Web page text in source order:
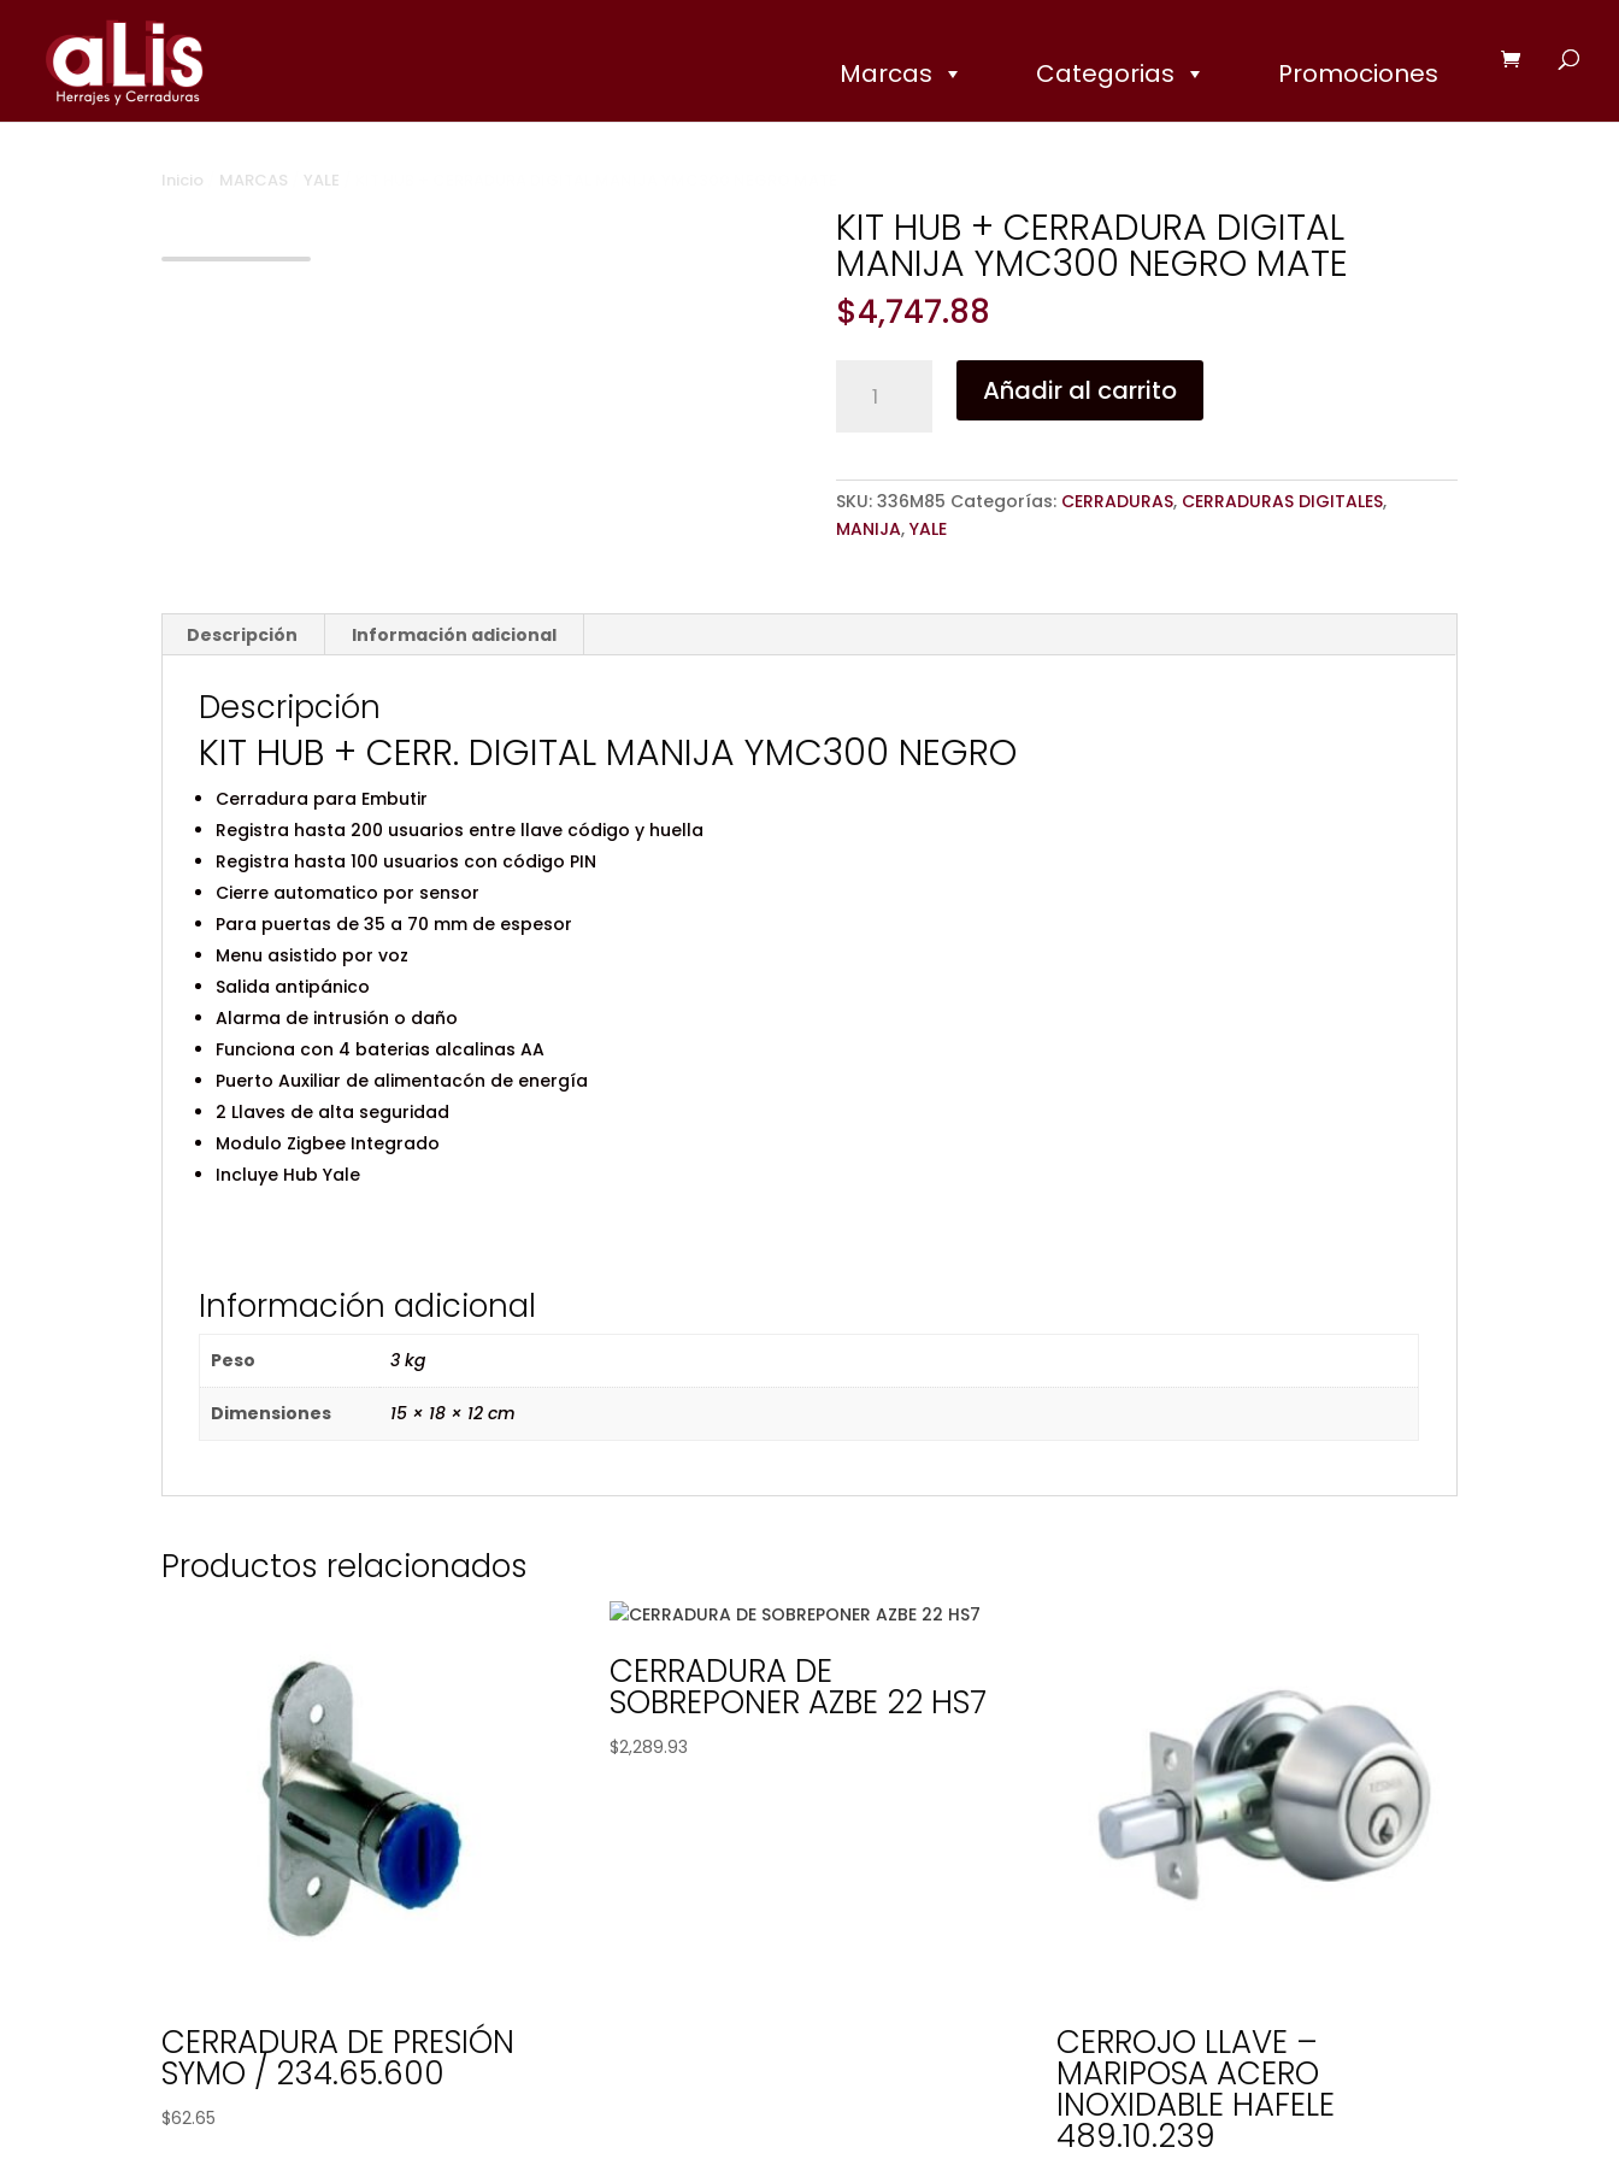
Categorias
Marcas Promociones
Inicio MARCAS YALE
KIT HUB + CERRADURA DIGITAL
MANIJA YMC300 NEGRO MATE
$4,747.88
DIGITAL
MANIJA
YMC300
cantidad
Añadir al carrito
SKU: 336M85 Categorías: CERRADURAS, CERRADURAS DIGITALES,
MANIJA, YALE
Descripción Información adicional
Descripción
KIT HUB + CERR. DIGITAL MANIJA YMC300 NEGRO
Cerradura para Embutir
Registra hasta 200 usuarios entre llave código y huella
Registra hasta 100 usuarios con código PIN
Cierre automatico por sensor
Para puertas de 35 a 70 mm de espesor
Menu asistido por voz
Salida antipánico
Alarma de intrusión o daño
Funciona con 4 baterias alcalinas AA
Puerto Auxiliar de alimentacón de energía
2 Llaves de alta seguridad
Modulo Zigbee Integrado
Incluye Hub Yale
Información adicional
Peso 3 kg
Dimensiones 15 × 18 × 12 cm
Productos relacionados
CERRADURA DE PRESIÓN
SYMO / 234.65.600
$62.65
CERRADURA DE
SOBREPONER AZBE 22 HS7
$2,289.93
CERROJO LLAVE –
MARIPOSA ACERO
INOXIDABLE HAFELE
489.10.239